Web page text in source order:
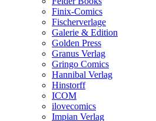
Finix-Comics
Fischerverlage
Galerie & Edition
Golden Press
Granus Verlag
Gringo Comics
Hannibal Verlag
Hinstorff
ICOM
ilovecomics
Impian Verlag